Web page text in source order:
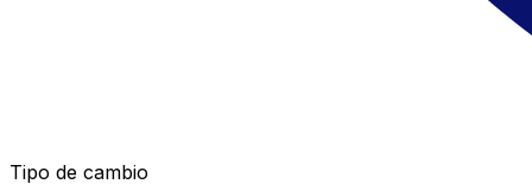
Tipo de cambio